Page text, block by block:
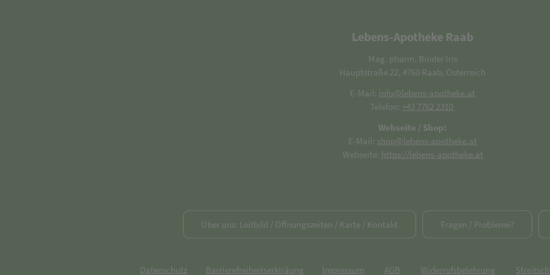
Lebens-Apotheke Raab
Mag. pharm. Binder Iris
Hauptstraße 22, 4760 Raab, Österreich
E-Mail: info@lebens-apotheke.at
Telefon: +43 7762 2310
Webseite / Shop:
E-Mail: shop@lebens-apotheke.at
Webseite: https://lebens-apotheke.at
Über uns: Leitbild / Öffnungszeiten / Karte / Kontakt Fragen / Probleme?
Datenschutz Barrierefreiheitserklräung Impressum AGB Widerrufsbelehrung